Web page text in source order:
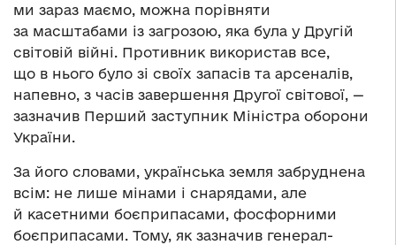
ми зараз маємо, можна порівняти
за масштабами із загрозою, яка була у Другій
світовій війні. Противник використав все,
що в нього було зі своїх запасів та арсеналів,
напевно, з часів завершення Другої світової, —
зазначив Перший заступник Міністра оборони
України.
За його словами, українська земля забруднена
всім: не лише мінами і снарядами, але
й касетними боєприпасами, фосфорними
боєприпасами. Тому, як зазначив генерал-